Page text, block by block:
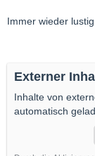
Immer wieder
Externer
Inhalte von
automatisch